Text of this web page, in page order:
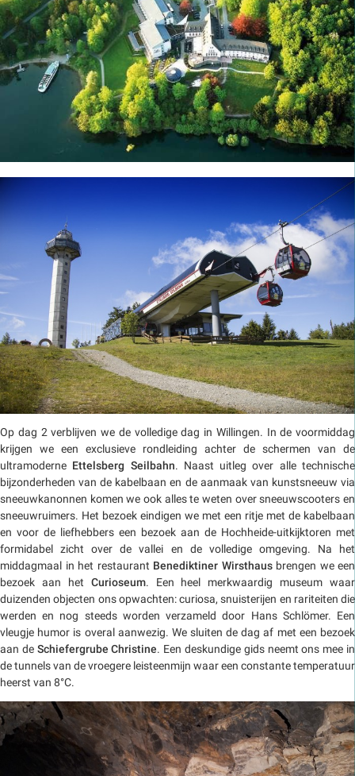
Op dag 2 verblijven we de volledige dag in Willingen. In de voormiddag
krijgen we een exclusieve rondleiding achter de schermen van de
ultramoderne Ettelsberg Seilbahn. Naast uitleg over alle technische
bijzonderheden van de kabelbaan en de aanmaak van kunstsneeuw via
sneeuwkanonnen komen we ook alles te weten over sneeuwscooters en
sneeuwruimers. Het bezoek eindigen we met een ritje met de kabelbaan
en voor de liefhebbers een bezoek aan de Hochheide-uitkijktoren met
formidabel zicht over de vallei en de volledige omgeving. Na het
middagmaal in het restaurant Benediktiner Wirsthausbrengen we een
bezoek aan het Curioseum. Een heel merkwaardig museum waar
duizenden objecten ons opwachten: curiosa, snuisterijen en rariteiten die
werden en nog steeds worden verzameld door Hans Schlömer. Een
vleugje humor is overal aanwezig. We sluiten de dag af met een bezoek
aan de Schiefergrube Christine. Een deskundige gids neemt ons mee in
de tunnels van de vroegere leisteenmijn waar een constante temperatuur
heerst van 8°C.